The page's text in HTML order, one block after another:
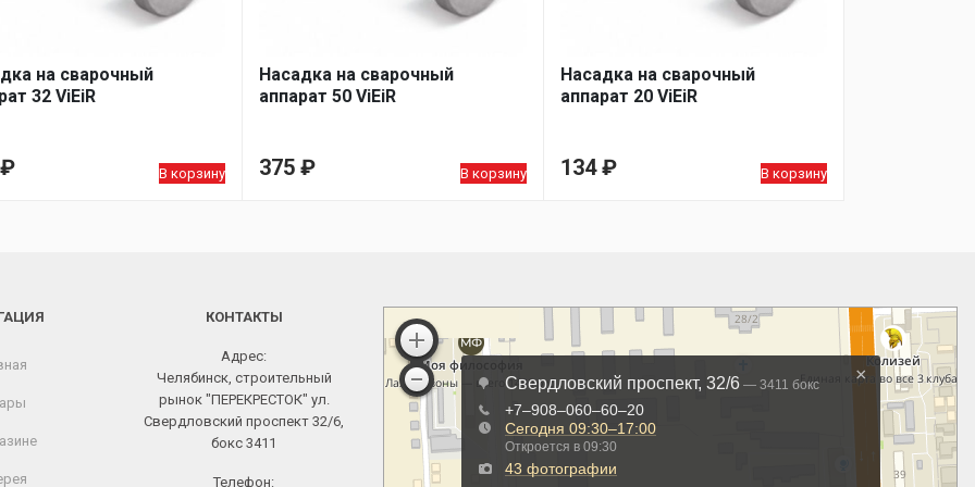
на сварочный
32 ViEiR
₽ В корзину
Насадка на сварочный
аппарат 50 ViEiR
375 ₽ В корзину
Насадка на сварочный
аппарат 20 ViEiR
134₽ В корзину
КОНТАКТЫ
Адрес:
Челябинск, строительный
рынок "ПЕРЕКРЕСТОК" ул.
Свердловский проспект 32/6,
бокс 3411
Телефон: